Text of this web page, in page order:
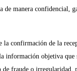
manera confidencial,
confirmación de la
objetiva que
fraude o irregularidad,